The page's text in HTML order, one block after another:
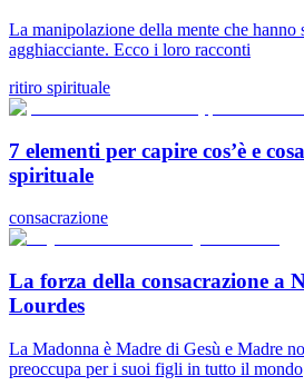
La manipolazione della mente che hanno
agghiacciante. Ecco i loro racconti
ritiro spirituale
7 elementi per capire cos’è e
spirituale
consacrazione
La forza della consacrazione a
Lourdes
La Madonna è Madre di Gesù e Madre
preoccupa per i suoi figli in tutto il mondo